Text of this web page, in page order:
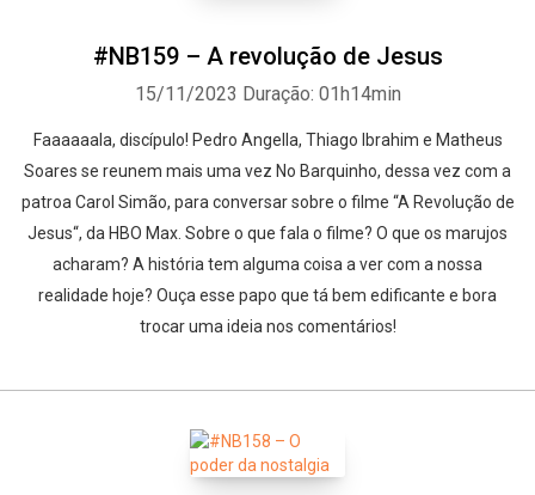
#NB159 – A revolução de Jesus
15/11/2023 Duração: 01h14min
Faaaaaala, discípulo! Pedro Angella, Thiago Ibrahim e Matheus
Soares se reunem mais uma vez No Barquinho, dessa vez com a
patroa Carol Simão, para conversar sobre o filme “A Revolução de
Jesus“, da HBO Max. Sobre o que fala o filme? O que os marujos
acharam? A história tem alguma coisa a ver com a nossa
realidade hoje? Ouça esse papo que tá bem edificante e bora
trocar uma ideia nos comentários!